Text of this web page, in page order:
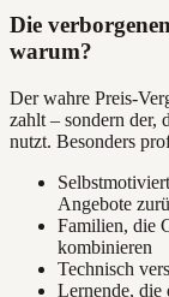
Die
warum?
Der wahre Preis-
zahlt – sondern der,
nutzt. Besonders
Angebote
Familien, die
kombinieren
Technisch
Lernende, die